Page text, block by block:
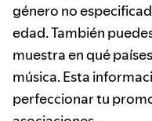
género no
edad. También
muestra en qué
música. Esta
perfeccionar tu